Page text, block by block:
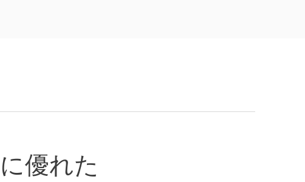
優れた